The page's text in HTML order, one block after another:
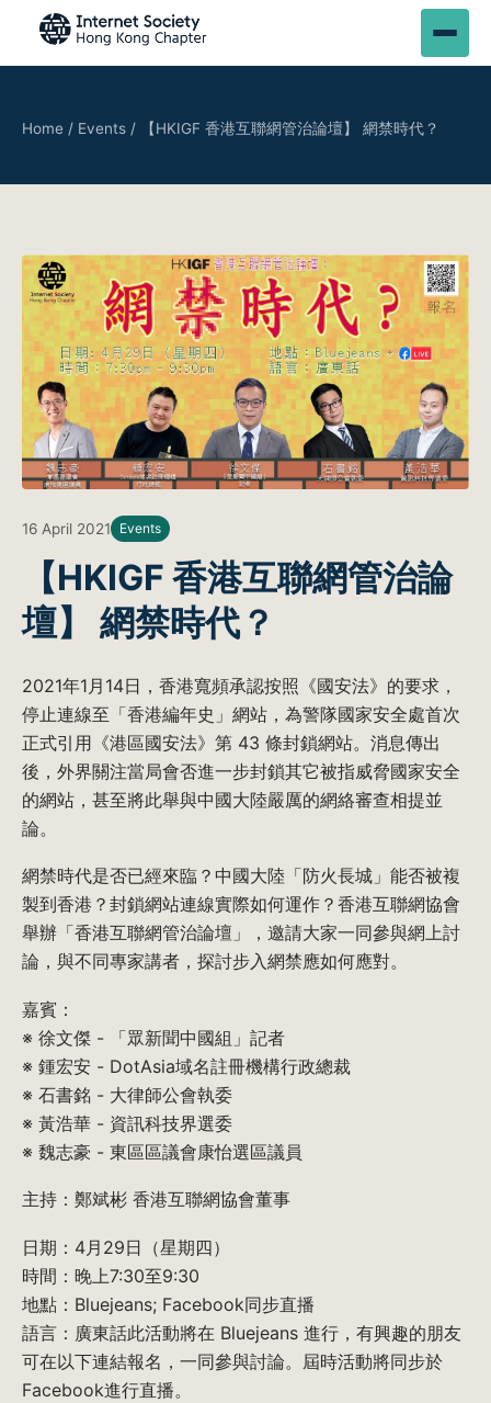
Home / Events / 【HKIGF 香港互聯網管治論壇】 網禁時代？
16 April 2021 Events
【HKIGF 香港互聯網管治論
壇】 網禁時代？
2021年1月14日，香港寬頻承認按照《國安法》的要求，
停止連線至「香港編年史」網站，為警隊國家安全處首次
正式引用《港區國安法》第 43 條封鎖網站。消息傳出
後，外界關注當局會否進一步封鎖其它被指威脅國家安全
的網站，甚至將此舉與中國大陸嚴厲的網絡審查相提並
論。
網禁時代是否已經來臨？中國大陸「防火長城」能否被複
製到香港？封鎖網站連線實際如何運作？香港互聯網協會
舉辦「香港互聯網管治論壇」，邀請大家一同參與網上討
論，與不同專家講者，探討步入網禁應如何應對。
嘉賓：
※ 徐文傑 - 「眾新聞中國組」記者
※ 鍾宏安 - DotAsia域名註冊機構行政總裁
※ 石書銘 - 大律師公會執委
※ 黃浩華 - 資訊科技界選委
※ 魏志豪 - 東區區議會康怡選區議員
主持：鄭斌彬 香港互聯網協會董事
日期：4月29日（星期四）
時間：晚上7:30至9:30
地點：Bluejeans; Facebook同步直播
語言：廣東話此活動將在 Bluejeans 進行，有興趣的朋友
可在以下連結報名，一同參與討論。屆時活動將同步於
Facebook進行直播。